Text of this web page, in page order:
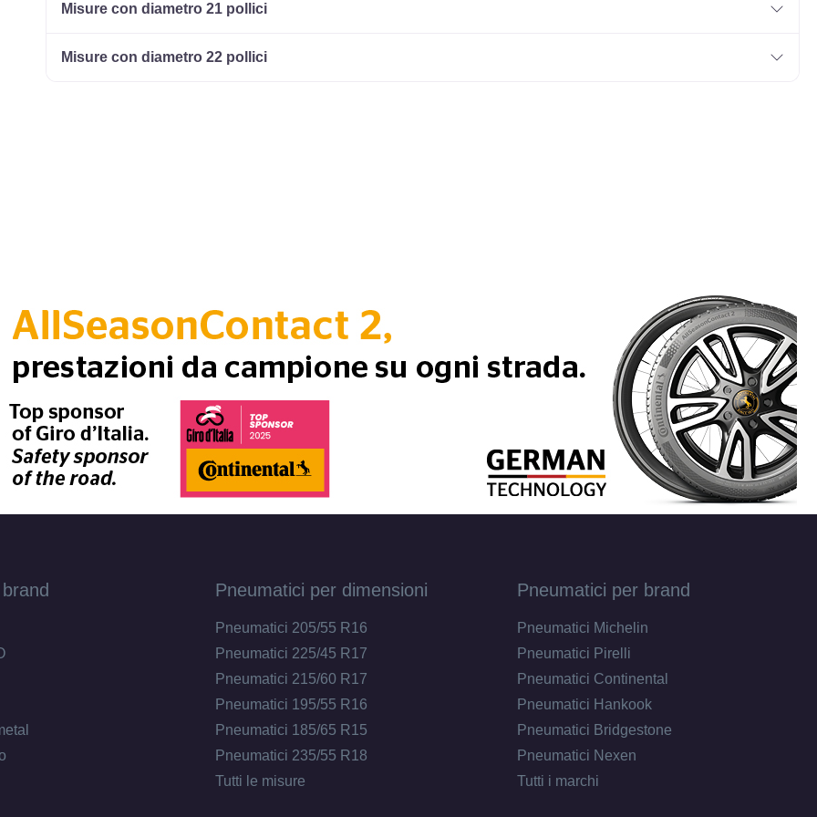
Misure con diametro 21 pollici
Misure con diametro 22 pollici
Pneumatici per dimensioni
Pneumatici 205/55 R16
Pneumatici 225/45 R17
Pneumatici 215/60 R17
Pneumatici 195/55 R16
Pneumatici 185/65 R15
Pneumatici 235/55 R18
Tutti le misure
Pneumatici per brand
Pneumatici Michelin
Pneumatici Pirelli
Pneumatici Continental
Pneumatici Hankook
Pneumatici Bridgestone
Pneumatici Nexen
Tutti i marchi